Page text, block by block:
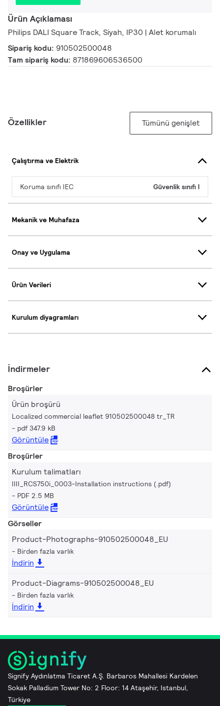
Ürün Açıklaması
Philips DALI Square Track, Siyah, IP30 | Alet korumalı
Sipariş kodu: 910502500048
Tam sipariş kodu: 871869606536500
Özellikler Tümünü genişlet
Çalıştırma ve Elektrik
Koruma sınıfı IEC Güvenlik sınıfı I
Mekanik ve Muhafaza
Onay ve Uygulama
Ürün Verileri
Kurulum diyagramları
İndirmeler
Broşürler
Ürün broşürü
Localized commercial leaflet 910502500048 tr_TR
pdf 347.9 kB
Görüntüle
Broşürler
Kurulum talimatları
IIII_RCS750i_0003-Installation instructions (.pdf)
PDF 2.5 MB
Görüntüle
Görseller
Product-Photographs-910502500048_EU
Birden fazla varlık
İndirin
Product-Diagrams-910502500048_EU
Birden fazla varlık
İndirin
Signify Aydınlatma Ticaret A.Ş. Barbaros Mahallesi Kardelen
Sokak Palladium Tower No: 2 Floor: 14 Ataşehir, Istanbul,
Türkiye